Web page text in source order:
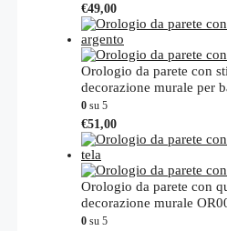
€49,00
Orologio da parete con
decorazione murale per
0 su 5
€51,00Questo
prodotto
più
varianti.
Le
Orologio da parete con
decorazione murale
0 su 5